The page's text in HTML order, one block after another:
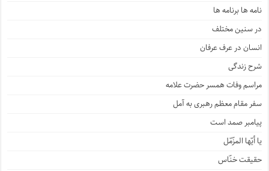
نامه ها برنامه ها
در سنین مختلف
انسان در عرف عرفان
شرح زندگی
مراسم وفات همسر حضرت علامه
سفر مقام معظم رهبری به آمل
پیامبر صمد است
یا أیّها المزّمّل
حقیقت خنّاس